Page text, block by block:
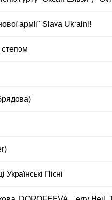
армії" Slava Ukraini!
Українські Пісні